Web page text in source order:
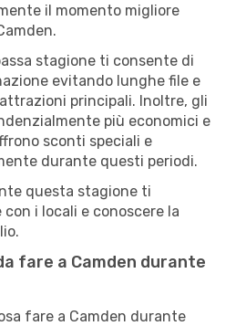
il momento migliore
stagione ti consente di
evitando lunghe file e
principali. Inoltre, gli
più economici e
sconti speciali e
durante questi periodi.
questa stagione ti
i locali e conoscere la
fare a Camden durante
fare a Camden durante